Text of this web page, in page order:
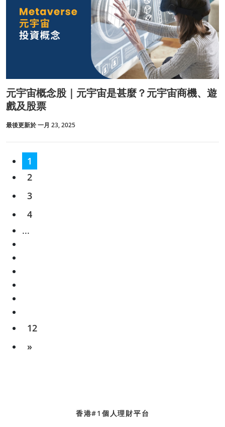
元宇宙概念股｜元宇宙是甚麼？元宇宙商機、遊
戲及股票
最後更新於 一月 23, 2025
1
2
3
4
...
12
»
香港#1個人理財平台